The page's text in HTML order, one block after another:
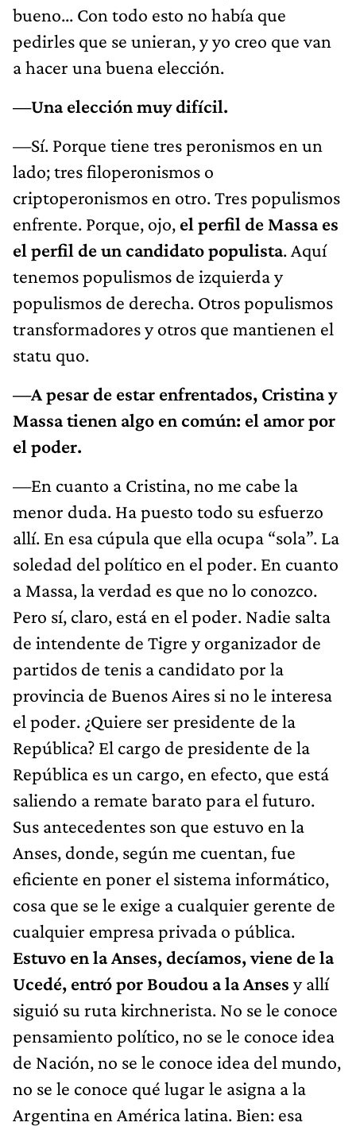
bueno... Con todo esto no había que
pedirles que se unieran, y yo creo que van
a hacer una buena elección.
—Una elección muy difícil.
—Sí. Porque tiene tres peronismos en un
lado; tres filoperonismos o
criptoperonismos en otro. Tres populismos
enfrente. Porque, ojo, el perfil de Massa es
el perfil de un candidato populista. Aquí
tenemos populismos de izquierda y
populismos de derecha. Otros populismos
transformadores y otros que mantienen el
statu quo.
—A pesar de estar enfrentados, Cristina y
Massa tienen algo en común: el amor por
el poder.
—En cuanto a Cristina, no me cabe la
menor duda. Ha puesto todo su esfuerzo
allí. En esa cúpula que ella ocupa “sola”. La
soledad del político en el poder. En cuanto
a Massa, la verdad es que no lo conozco.
Pero sí, claro, está en el poder. Nadie salta
de intendente de Tigre y organizador de
partidos de tenis a candidato por la
provincia de Buenos Aires si no le interesa
el poder. ¿Quiere ser presidente de la
República? El cargo de presidente de la
República es un cargo, en efecto, que está
saliendo a remate barato para el futuro.
Sus antecedentes son que estuvo en la
Anses, donde, según me cuentan, fue
eficiente en poner el sistema informático,
cosa que se le exige a cualquier gerente de
cualquier empresa privada o pública.
Estuvo en la Anses, decíamos, viene de la
Ucedé, entró por Boudou a la Anses y allí
siguió su ruta kirchnerista. No se le conoce
pensamiento político, no se le conoce idea
de Nación, no se le conoce idea del mundo,
no se le conoce qué lugar le asigna a la
Argentina en América latina. Bien: esa